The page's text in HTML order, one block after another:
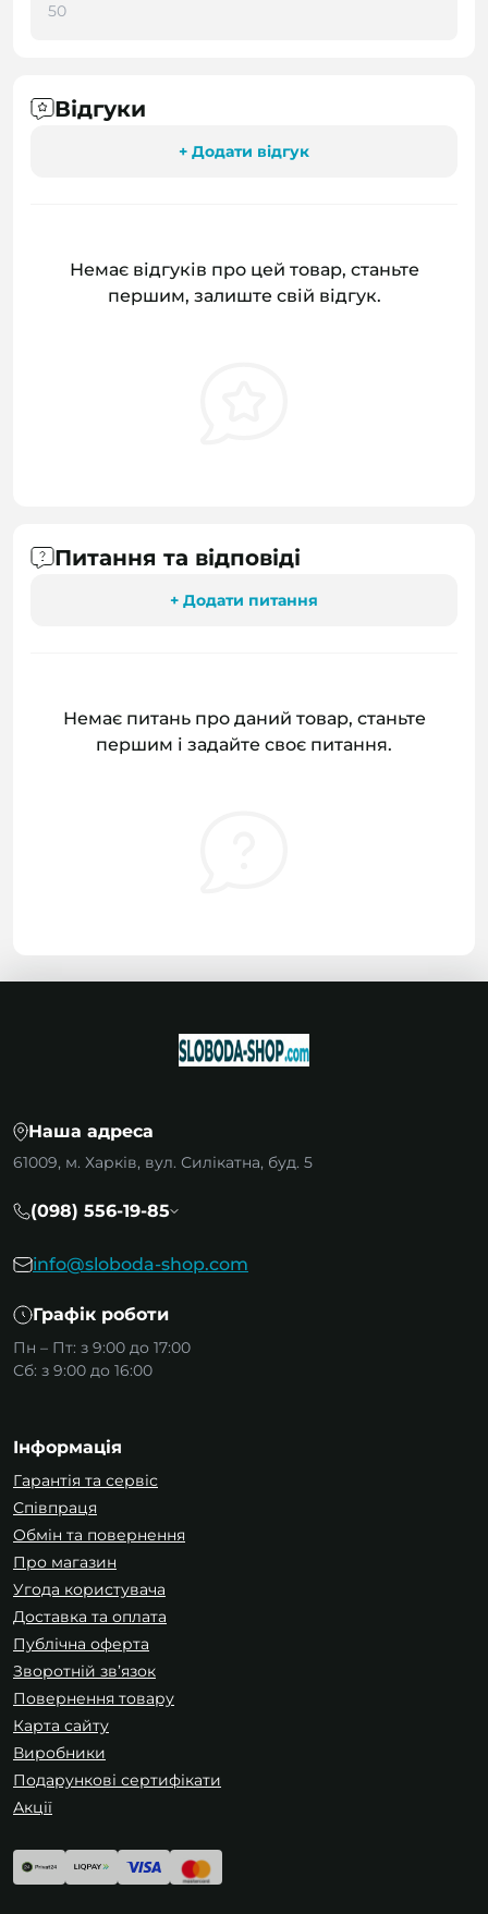
50
Відгуки
+ Додати відгук
Немає відгуків про цей товар, станьте
першим, залиште свій відгук.
Питання та відповіді
+ Додати питання
Немає питань про даний товар, станьте
першим і задайте своє питання.
Наша адреса
61009, м. Харків, вул. Силікатна, буд. 5
(098) 556-19-85
info@sloboda-shop.com
Графік роботи
Пн – Пт: з 9:00 до 17:00
Сб: з 9:00 до 16:00
Інформація
Гарантія та сервіс
Співпраця
Обмін та повернення
Про магазин
Угода користувача
Доставка та оплата
Публічна оферта
Зворотній зв’язок
Повернення товару
Карта сайту
Виробники
Подарункові сертифікати
Акції